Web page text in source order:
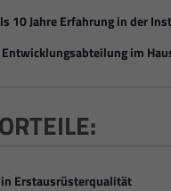
10 Jahre Erfahrung in der
Entwicklungsabteilung im
Erstausrüsterqualität